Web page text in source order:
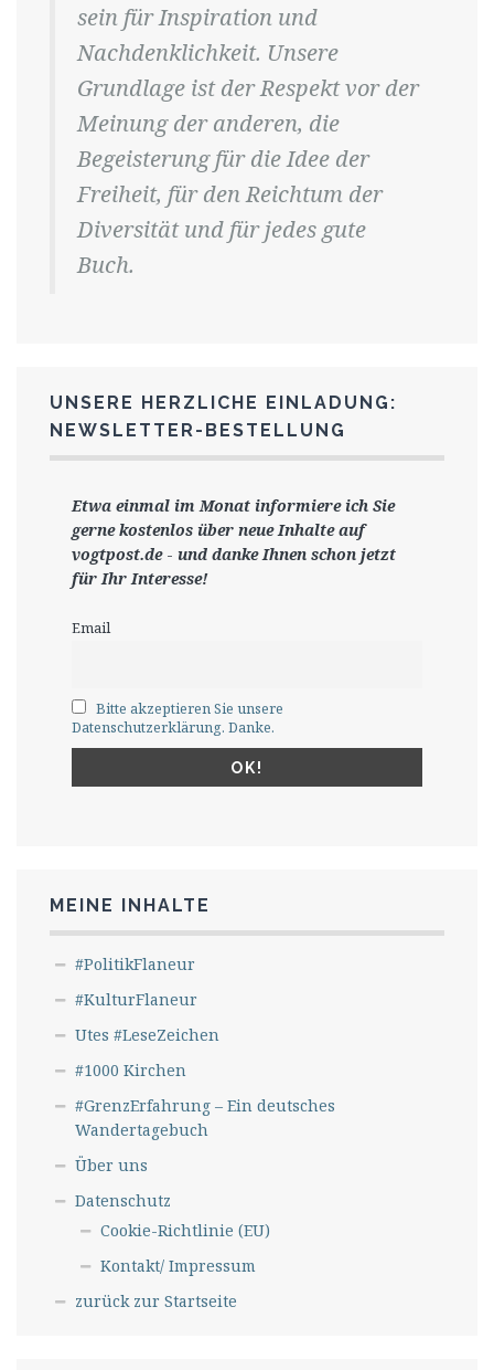
sein für Inspiration und
Nachdenklichkeit. Unsere
Grundlage ist der Respekt vor der
Meinung der anderen, die
Begeisterung für die Idee der
Freiheit, für den Reichtum der
Diversität und für jedes gute
Buch.
UNSERE HERZLICHE EINLADUNG:
NEWSLETTER-BESTELLUNG
Etwa einmal im Monat informiere ich Sie
gernekostenlos über neue Inhalte auf
vogtpost.de- und danke Ihnen schon jetzt
für Ihr Interesse!
Email
Bitte akzeptieren Sie unsere
Datenschutzerklärung. Danke.
MEINE INHALTE
#PolitikFlaneur
#KulturFlaneur
Utes #LeseZeichen
#1000 Kirchen
#GrenzErfahrung – Ein deutsches
Wandertagebuch
Über uns
Datenschutz
Cookie-Richtlinie (EU)
Kontakt/ Impressum
zurück zur Startseite